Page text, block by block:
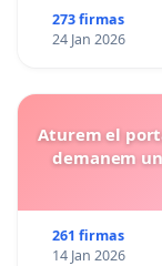
273 firmas
24 Jan 2026
Aturem el
demanem
261 firmas
14 Jan 2026